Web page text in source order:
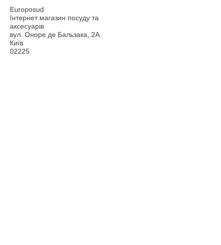
Europosud
Інтернет магазин посуду та
аксесуарів
вул. Оноре де Бальзака, 2А
Київ
02225